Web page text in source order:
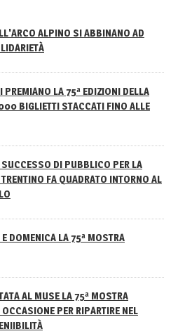
ALPINO SI ABBINANO AD
LA 75ª EDIZIONI DELLA
BIGLIETTI STACCATI FINO ALLE
DI PUBBLICO PER LA
FA QUADRATO INTORNO AL
DOMENICA LA 75ª MOSTRA
AL MUSE LA 75ª MOSTRA
PER RIPARTIRE NEL